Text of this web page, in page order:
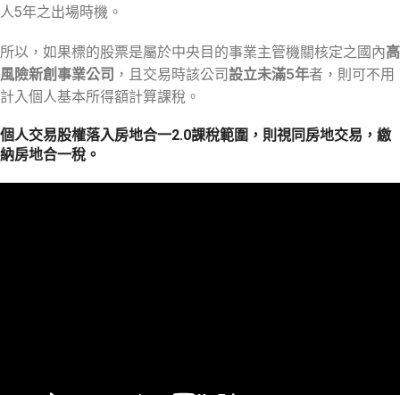
人5年之出場時機。
所以，如果標的股票是屬於中央目的事業主管機關核定之國內高
風險新創事業公司 ，且交易時該公司設立未滿5年者，則可不用
計入個人基本所得額計算課稅。
個人交易股權落入房地合一2.0課稅範圍，則視同房地交易，繳
納房地合一稅。